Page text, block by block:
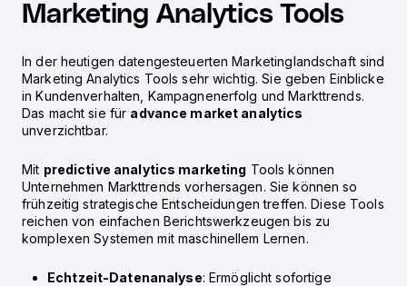
Marketing Analytics Tools
In der heutigen datengesteuerten Marketinglandschaft sind
Marketing Analytics Tools sehr wichtig. Sie geben Einblicke
in Kundenverhalten, Kampagnenerfolg und Markttrends.
Das macht sie für advance market analytics
unverzichtbar.
Mit predictive analytics marketing Tools können
Unternehmen Markttrends vorhersagen. Sie können so
frühzeitig strategische Entscheidungen treffen. Diese Tools
reichen von einfachen Berichtswerkzeugen bis zu
komplexen Systemen mit maschinellem Lernen.
Echtzeit-Datenanalyse: Ermöglicht sofortige